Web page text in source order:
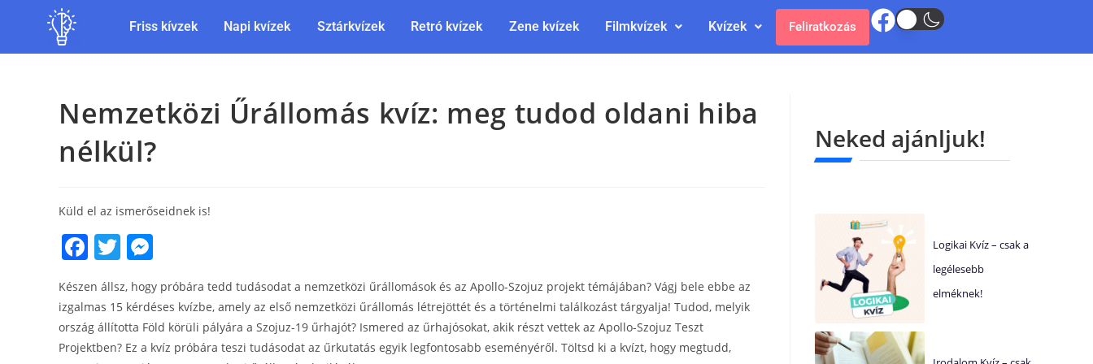
Friss kívzek Napi kvízek Sztárkvízek Retró kvízek Zene kvízek Filmkvízek Kvízek Feliratkozás
Nemzetközi Űrállomás kvíz: meg tudod oldani hiba
nélkül?
Küld el az ismerőseidnek is!
F
c
e
b
T
w
itt
er
ss
e
n
Készen állsz, hogy próbára tedd tudásodat a nemzetközi űrállomások és az Apollo-Szojuz projekt témájában? Vágj bele ebbe az
izgalmas 15 kérdéses kvízbe, amely az első nemzetközi űrállomás létrejöttét és a történelmi találkozást tárgyalja! Tudod, melyik
ország állította Föld körüli pályára a Szojuz-19 űrhajót? Ismered az űrhajósokat, akik részt vettek az Apollo-Szojuz Teszt
Projektben? Ez a kvíz próbára teszi tudásodat az űrkutatás egyik legfontosabb eseményéről. Töltsd ki a kvízt, hogy megtudd,
Neked ajánljuk!
Logikai Kvíz – csak a
legélesebb
elméknek!